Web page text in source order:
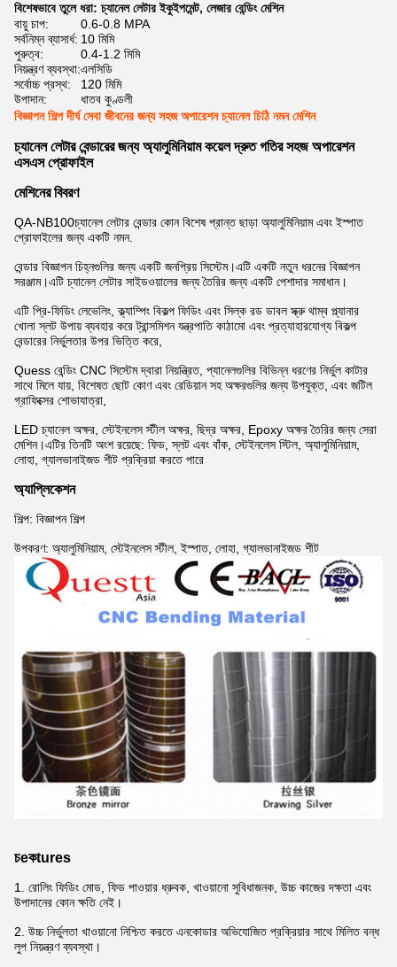
বিশেষভাবে তুলে ধরা:চ্যানেল লেটার ইকুইপমেন্ট, লেজার বেন্ডিং মেশিন
বায়ু চাপ:
0.6-0.8 MPA
সর্বনিম্ন ব্যাসার্ধ: 10 মিমি
পুরুত্ব:
0.4-1.2 মিমি
নিয়ন্ত্রণ ব্যবস্থা:এলসিডি
সর্বোচ্চ প্রস্থ:
120 মিমি
উপাদান:
ধাতব কুণ্ডলী
বিজ্ঞাপন শিল্প দীর্ঘ সেবা জীবনের জন্য সহজ অপারেশন চ্যানেল চিঠি নমন মেশিন
চ্যানেল লেটার বেন্ডারের জন্য অ্যালুমিনিয়াম কয়েল দ্রুত গতির সহজ অপারেশন
এসএস প্রোফাইল
মেশিনের বিবরণ
QA-NB100চ্যানেল লেটার বেন্ডার কোন বিশেষ প্রান্ত ছাড়া অ্যালুমিনিয়াম এবং ইস্পাত
প্রোফাইলের জন্য একটি নমন.
বেন্ডার বিজ্ঞাপন চিহ্নগুলির জন্য একটি জনপ্রিয় সিস্টেম।এটি একটি নতুন ধরনের বিজ্ঞাপন
সরঞ্জাম।এটি চ্যানেল লেটার সাইডওয়ালের জন্য তৈরির জন্য একটি পেশাদার সমাধান।
এটি প্রি-ফিডিং লেভেলিং, ক্ল্যাম্পিং বিকল্প ফিডিং এবং সিল্ক রড ডাবল স্ক্রু থাম্ব প্ল্যানার
খোলা স্লট উপায় ব্যবহার করে ট্রান্সমিশন যন্ত্রপাতি কাঠামো এবং প্রত্যাহারযোগ্য বিকল্প
বেন্ডারের নির্ভুলতার উপর ভিত্তি করে,
Quess বেন্ডিং CNC সিস্টেম দ্বারা নিয়ন্ত্রিত, প্যানেলগুলির বিভিন্ন ধরণের নির্ভুল কাটার
সাথে মিলে যায়, বিশেষত ছোট কোণ এবং রেডিয়ান সহ অক্ষরগুলির জন্য উপযুক্ত, এবং জটিল
গ্রাফিক্সের শোভাযাত্রা,
LED চ্যানেল অক্ষর, স্টেইনলেস স্টীল অক্ষর, ছিদ্র অক্ষর, Epoxy অক্ষর তৈরির জন্য সেরা
মেশিন।এটির তিনটি অংশ রয়েছে: ফিড, স্লট এবং বাঁক, স্টেইনলেস স্টিল, অ্যালুমিনিয়াম,
লোহা, গ্যালভানাইজড শীট প্রক্রিয়া করতে পারে
অ্যাপ্লিকেশন
শিল্প: বিজ্ঞাপন শিল্প
উপকরণ: অ্যালুমিনিয়াম, স্টেইনলেস স্টীল, ইস্পাত, লোহা, গ্যালভানাইজড শীট
চeকtures
1. রোলিং ফিডিং মোড, ফিড পাওয়ার ধ্রুবক, খাওয়ানো সুবিধাজনক, উচ্চ কাজের দক্ষতা এবং
উপাদানের কোন ক্ষতি নেই।
2. উচ্চ নির্ভুলতা খাওয়ানো নিশ্চিত করতে এনকোডার অভিযোজিত প্রক্রিয়ার সাথে মিলিত বন্ধ
লুপ নিয়ন্ত্রণ ব্যবস্থা।